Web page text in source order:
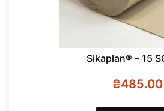
Sikaplan® – 15
₴485.00